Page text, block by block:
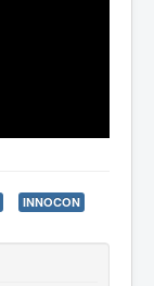
INNOCON